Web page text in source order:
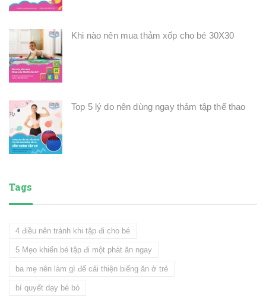
Khi nào nên mua thảm xốp cho bé 30X30
Top 5 lý do nên dùng ngay thảm tập thể thao
Tags
4 điều nên tránh khi tập đi cho bé
5 Mẹo khiến bé tập đi một phát ăn ngay
ba mẹ nên làm gì để cải thiện biếng ăn ở trẻ
bí quyết dạy bé bò